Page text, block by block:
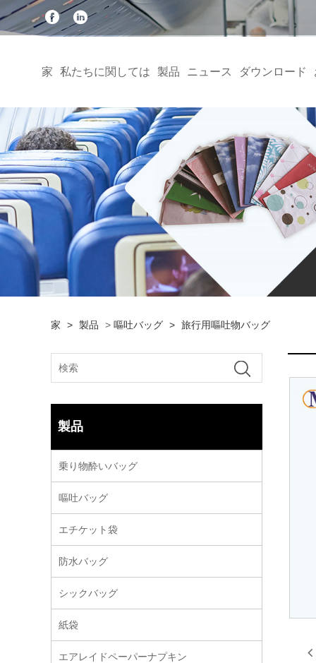
家 私たちに関しては 製品 ニュース ダウンロード
家 > 製品 > 嘔吐バッグ > 旅行用嘔吐物バッグ
製品
乗り物酔いバッグ
嘔吐バッグ
エチケット袋
防水バッグ
シックバッグ
紙袋
エアレイドペーパーナプキン